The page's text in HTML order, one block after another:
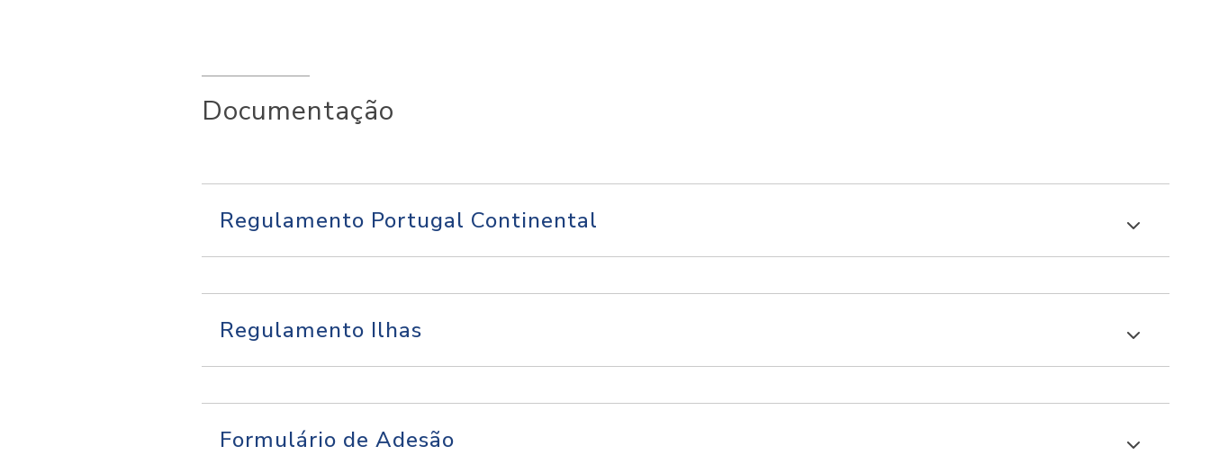
Documentação
Regulamento Portugal Continental
Regulamento Ilhas
Formulário de Adesão